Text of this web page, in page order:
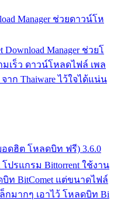
Manager ช่วยดาวน์โห
Manager ช่วยโ
เร็ว ดาวน์โหลดไฟล์ เพล
ก Thaiware ไว้ใจได้แน่น
อดฮิต โหลดบิท ฟรี) 3.6.0
ปรแกรม Bittorrent ใช้งาน
ท BitComet แต่ขนาดไฟล์
กมากๆ เอาไว้ โหลดบิท Bi